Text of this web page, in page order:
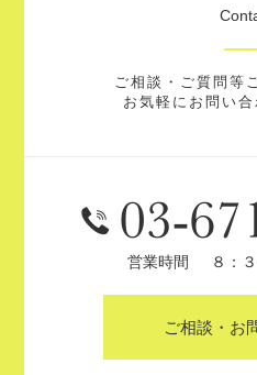
ご相談・ご質問等
お気軽にお問い合
営業時間 ８：
ご相談・お